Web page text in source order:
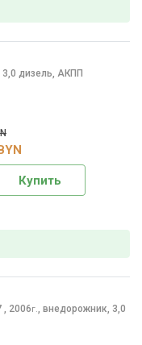
дизель, АКПП
Купить
, 2006г., внедорожник, 3,0